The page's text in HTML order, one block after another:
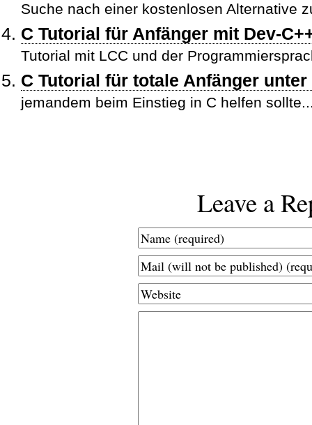
Suche nach einer kostenlosen Alternative
C Tutorial für Anfänger mit Dev-
Tutorial mit LCC und der
C Tutorial für totale Anfänger
jemandem beim Einstieg in C helfen
Leave a